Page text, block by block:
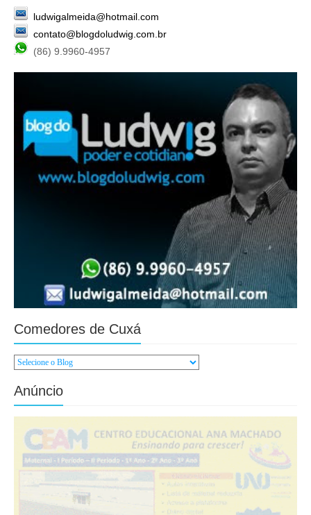
ludwigalmeida@hotmail.com
contato@blogdoludwig.com.br
(86) 9.9960-4957
Comedores de Cuxá
Anúncio